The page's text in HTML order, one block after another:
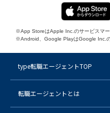
※App StoreはApple Inc.のサービスマー
※Android、Google PlayはGoogle Inc.の
type転職エージェントTOP
転職エージェントとは